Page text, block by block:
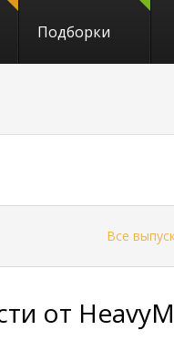
Подборки
Все
от